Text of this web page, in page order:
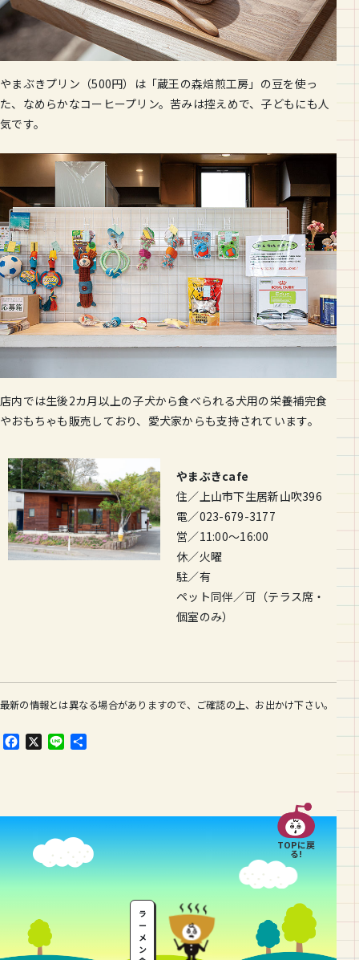
やまぶきプリン（500円）は「蔵王の森焙煎工房」の豆を使っ
た、なめらかなコーヒープリン。苦みは控えめで、子どもにも人
気です。
店内では生後2カ月以上の子犬から食べられる犬用の栄養補完食
やおもちゃも販売しており、愛犬家からも支持されています。
やまぶきcafe
住／上山市下生居新山吹396
電／023-679-3177
営／11:00～16:00
休／火曜
駐／有
ペット同伴／可（テラス席・
個室のみ）
最新の情報とは異なる場合がありますので、ご確認の上、お出かけ下さい。
F
o
o
k
X
L
TOPに戻
る!
ラ
ー
メ
ン